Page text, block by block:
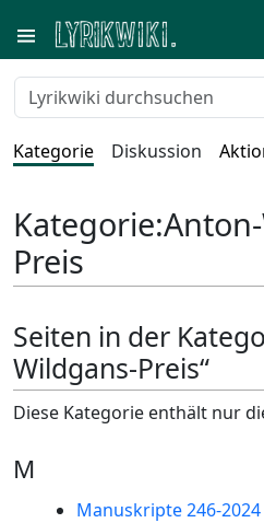
Kategorie Diskussion
Kategorie:
Preis
Seiten in der
Wildgans-Preis“
Diese Kategorie enthält nur
M
Manuskripte 246-2024